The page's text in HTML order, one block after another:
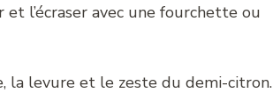
l’écraser avec une fourchette ou
la levure et le zeste du demi-citron.